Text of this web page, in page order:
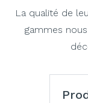
La qualité de
gammes